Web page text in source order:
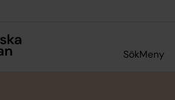
SökMeny